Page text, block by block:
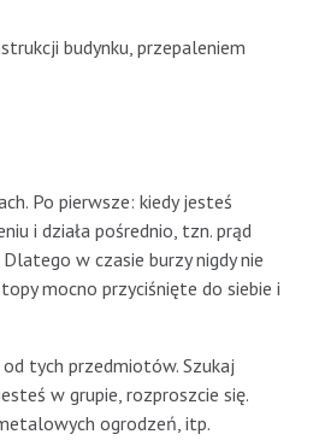
budynku, przepaleniem
Po pierwsze: kiedy jesteś
i działa pośrednio, tzn. prąd
w czasie burzy nigdy nie
mocno przyciśnięte do siebie i
tych przedmiotów. Szukaj
w grupie, rozproszcie się.
ogrodzeń, itp.